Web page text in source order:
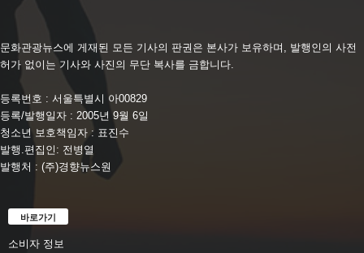
문화관광뉴스에 게재된 모든 기사의 판권은 본사가 보유하며, 발행인의 사전
허가 없이는 기사와 사진의 무단 복사를 금합니다.
등록번호 : 서울특별시 아00829
등록/발행일자 : 2005년 9월 6일
청소년 보호책임자 : 표진수
발행.편집인: 전병열
발행처 : (주)경향뉴스원
바로가기
소비자 정보